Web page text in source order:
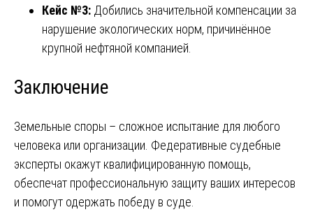
Кейс №3: Добились значительной компенсации за
нарушение экологических норм, причинённое
крупной нефтяной компанией.
Заключение
Земельные споры – сложное испытание для любого
человека или организации. Федеративные судебные
эксперты окажут квалифицированную помощь,
обеспечат профессиональную защиту ваших интересов
и помогут одержать победу в суде.